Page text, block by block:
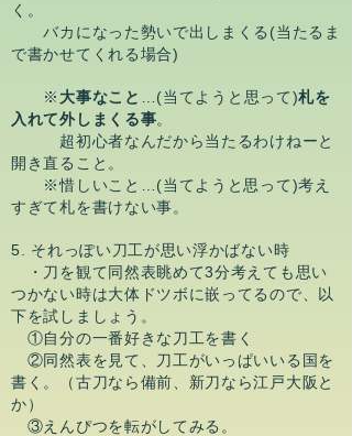
く。
バカになった勢いで出しまくる(当たるま
で書かせてくれる場合)
※ 大事なこと …(当てようと思って)札を
入れて外しまくる事。
超初心者なんだから当たるわけねーと
開き直ること。
※惜しいこと…(当てようと思って)考え
すぎて札を書けない事。
5. それっぽい刀工が思い浮かばない時
・刀を観て同然表眺めて3分考えても思い
つかない時は大体ドツボに嵌ってるので、以
下を試しましょう。
①自分の一番好きな刀工を書く
②同然表を見て、刀工がいっぱいいる国を
書く。（古刀なら備前、新刀なら江戸大阪と
か）
③えんぴつを転がしてみる。